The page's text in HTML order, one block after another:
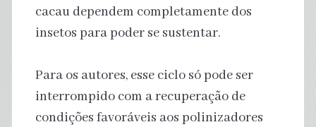
cacau dependem completamente dos
insetos para poder se sustentar.
Para os autores, esse ciclo só pode ser
interrompido com a recuperação de
condições favoráveis aos polinizadores